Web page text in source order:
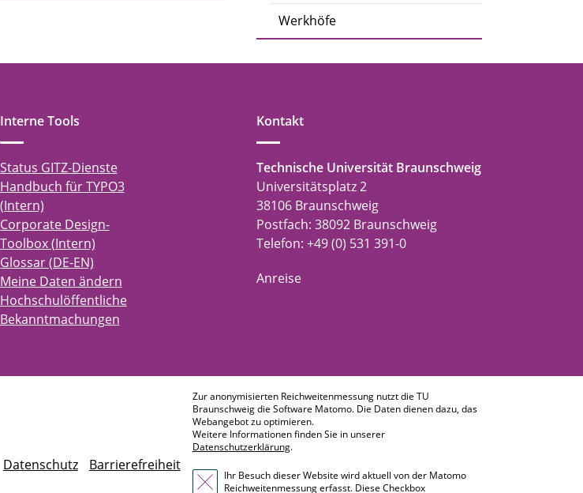
Werkhöfe
Interne Tools
Status GITZ-Dienste
Handbuch für TYPO3
(Intern)
Corporate Design-
Toolbox (Intern)
Glossar (DE-EN)
Meine Daten ändern
Hochschulöffentliche
Bekanntmachungen
Kontakt
Technische Universität Braunschweig
Universitätsplatz 2
38106 Braunschweig
Postfach: 38092 Braunschweig
Telefon: +49 (0) 531 391-0
Anreise
Datenschutz Barrierefreiheit
Zur anonymisierten Reichweitenmessung nutzt die TU
Braunschweig die Software Matomo. Die Daten dienen dazu, das
Webangebot zu optimieren.
Weitere Informationen finden Sie in unserer
Datenschutzerklärung.
Ihr Besuch dieser Website wird aktuell von der Matomo
Reichweitenmessung erfasst. Diese Checkbox